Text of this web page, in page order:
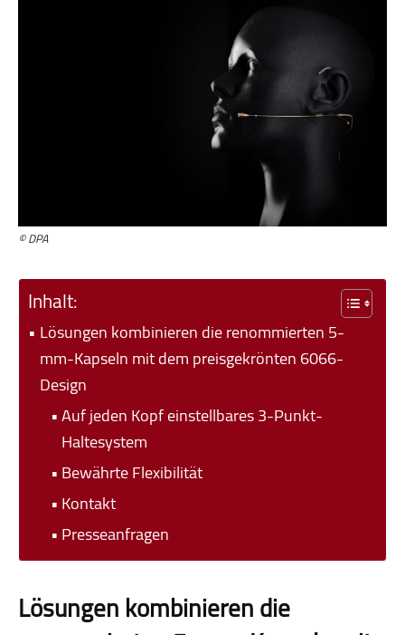
© DPA
Inhalt:
Lösungen kombinieren die renommierten 5-
mm-Kapseln mit dem preisgekrönten 6066-
Design
Auf jeden Kopf einstellbares 3-Punkt-
Haltesystem
Bewährte Flexibilität
Kontakt
Presseanfragen
Lösungen kombinieren die